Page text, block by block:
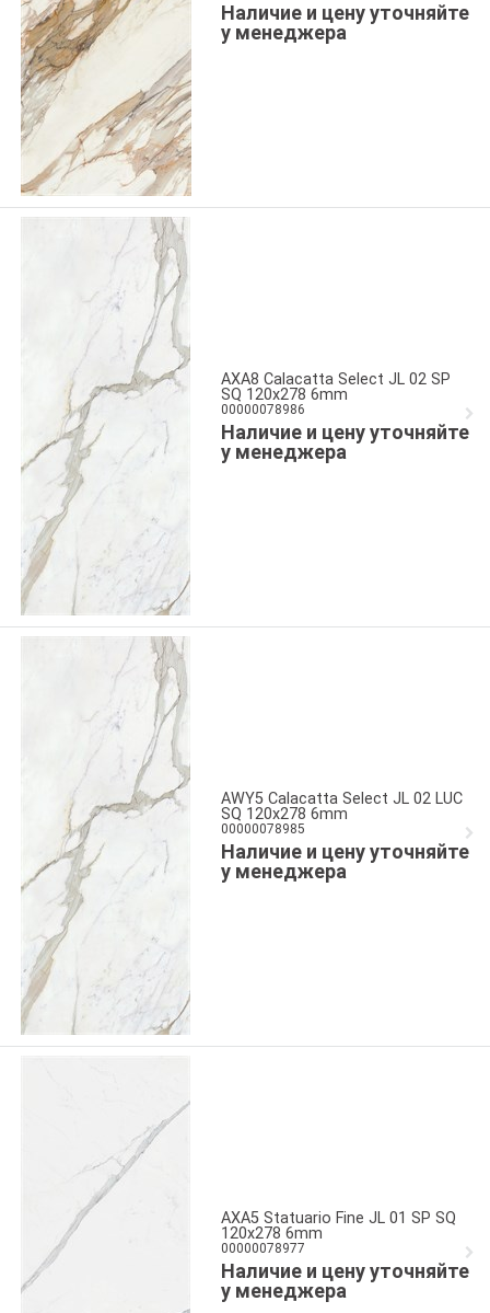
Наличие и цену уточняйте
у менеджера
AXA8 Calacatta Select JL 02 SP
SQ 120x278 6mm
00000078986
Наличие и цену уточняйте
у менеджера
AWY5 Calacatta Select JL 02 LUC
SQ 120x278 6mm
00000078985
Наличие и цену уточняйте
у менеджера
AXA5 Statuario Fine JL 01 SP SQ
120x278 6mm
00000078977
Наличие и цену уточняйте
у менеджера